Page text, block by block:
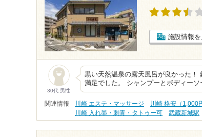
施設情報を
30代 男性
黒い天然温泉の露天風呂が良かった！
満足でした。 シャンプーとボディー
関連情報 川崎 エステ・マッサージ 川崎 格安（1,000
川崎 入れ墨・刺青・タトゥー可
武蔵新城駅